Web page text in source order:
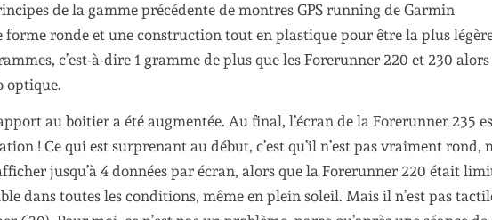
de la gamme précédente de montres GPS running de Garmin
forme ronde et une construction tout en plastique pour être la plus
c’est-à-dire 1 gramme de plus que les Forerunner 220 et 230
optique.
au boitier a été augmentée. Au final, l’écran de la Forerunner 235
! Ce qui est surprenant au début, c’est qu’il n’est pas vraiment rond,
jusqu’à 4 données par écran, alors que la Forerunner 220 était
dans toutes les conditions, même en plein soleil. Mais il n’est pas